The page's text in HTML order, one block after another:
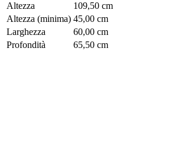
Altezza
109,50 cm
Altezza (minima) 45,00 cm
Larghezza
60,00 cm
Profondità
65,50 cm